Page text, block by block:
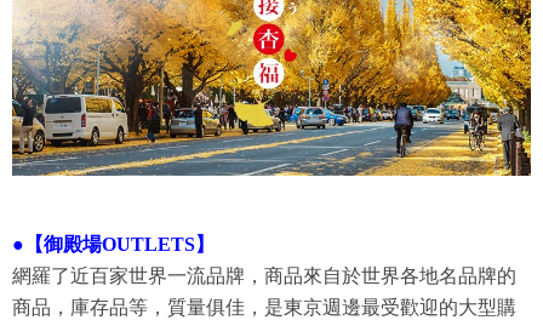
● 【御殿場OUTLETS】
網羅了近百家世界一流品牌，商品來自於世界各地名品牌的
商品，庫存品等，質量俱佳，是東京週邊最受歡迎的大型購